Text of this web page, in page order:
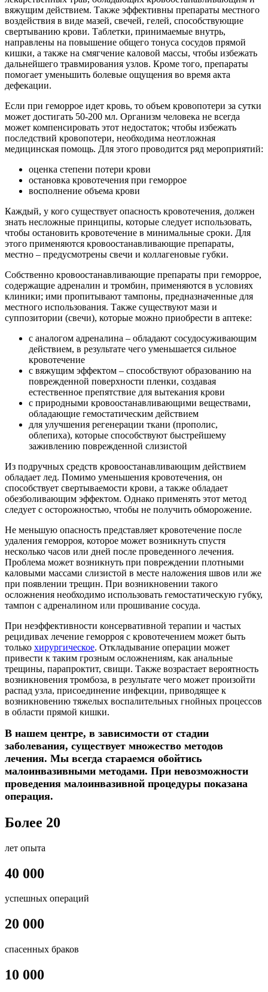
вяжущим действием. Также эффективны препараты местного
воздействия в виде мазей, свечей, гелей, способствующие
свертыванию крови. Таблетки, принимаемые внутрь,
направлены на повышение общего тонуса сосудов прямой
кишки, а также на смягчение каловой массы, чтобы избежать
дальнейшего травмирования узлов. Кроме того, препараты
помогает уменьшить болевые ощущения во время акта
дефекации.
Если при геморрое идет кровь, то объем кровопотери за сутки
может достигать 50-200 мл. Организм человека не всегда
может компенсировать этот недостаток; чтобы избежать
последствий кровопотери, необходима неотложная
медицинская помощь. Для этого проводится ряд мероприятий:
оценка степени потери крови
остановка кровотечения при геморрое
восполнение объема крови
Каждый, у кого существует опасность кровотечения, должен
знать несложные принципы, которые следует использовать,
чтобы остановить кровотечение в минимальные сроки. Для
этого применяются кровоостанавливающие препараты,
местно – предусмотрены свечи и коллагеновые губки.
Собственно кровоостанавливающие препараты при геморрое,
содержащие адреналин и тромбин, применяются в условиях
клиники; ими пропитывают тампоны, предназначенные для
местного использования. Также существуют мази и
суппозитории (свечи), которые можно приобрести в аптеке:
с аналогом адреналина – обладают сосудосуживающим
действием, в результате чего уменьшается сильное
кровотечение
с вяжущим эффектом – способствуют образованию на
поврежденной поверхности пленки, создавая
естественное препятствие для вытекания крови
с природными кровоостанавливающими веществами,
обладающие гемостатическим действием
для улучшения регенерации ткани (прополис,
облепиха), которые способствуют быстрейшему
заживлению поврежденной слизистой
Из подручных средств кровоостанавливающим действием
обладает лед. Помимо уменьшения кровотечения, он
способствует свертываемости крови, а также обладает
обезболивающим эффектом. Однако применять этот метод
следует с осторожностью, чтобы не получить обморожение.
Не меньшую опасность представляет кровотечение после
удаления геморроя, которое может возникнуть спустя
несколько часов или дней после проведенного лечения.
Проблема может возникнуть при повреждении плотными
каловыми массами слизистой в месте наложения швов или же
при появлении трещин. При возникновении такого
осложнения необходимо использовать гемостатическую губку,
тампон с адреналином или прошивание сосуда.
При неэффективности консервативной терапии и частых
рецидивах лечение геморроя с кровотечением может быть
только хирургическое. Откладывание операции может
привести к таким грозным осложнениям, как анальные
трещины, парапроктит, свищи. Также возрастает вероятность
возникновения тромбоза, в результате чего может произойти
распад узла, присоединение инфекции, приводящее к
возникновению тяжелых воспалительных гнойных процессов
в области прямой кишки.
В нашем центре, в зависимости от стадии
заболевания, существует множество методов
лечения. Мы всегда стараемся обойтись
малоинвазивными методами. При невозможности
проведения малоинвазивной процедуры показана
операция.
Более 20
лет опыта
40 000
успешных операций
20 000
спасенных браков
10 000